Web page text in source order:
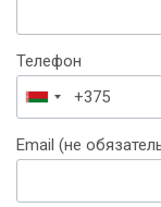
Телефон
Беларусь
+375
Email (не